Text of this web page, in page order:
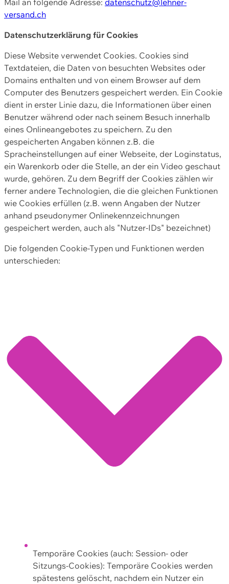
versand.ch
Datenschutzerklärung für Cookies
Diese Website verwendet Cookies. Cookies sind
Textdateien, die Daten von besuchten Websites oder
Domains enthalten und von einem Browser auf dem
Computer des Benutzers gespeichert werden. Ein Cookie
dient in erster Linie dazu, die Informationen über einen
Benutzer während oder nach seinem Besuch innerhalb
eines Onlineangebotes zu speichern. Zu den
gespeicherten Angaben können z.B. die
Spracheinstellungen auf einer Webseite, der Loginstatus,
ein Warenkorb oder die Stelle, an der ein Video geschaut
wurde, gehören. Zu dem Begriff der Cookies zählen wir
ferner andere Technologien, die die gleichen Funktionen
wie Cookies erfüllen (z.B. wenn Angaben der Nutzer
anhand pseudonymer Onlinekennzeichnungen
gespeichert werden, auch als "Nutzer-IDs" bezeichnet)
Die folgenden Cookie-Typen und Funktionen werden
unterschieden:
Temporäre Cookies (auch: Session- oder
Sitzungs-Cookies): Temporäre Cookies werden
spätestens gelöscht, nachdem ein Nutzer ein